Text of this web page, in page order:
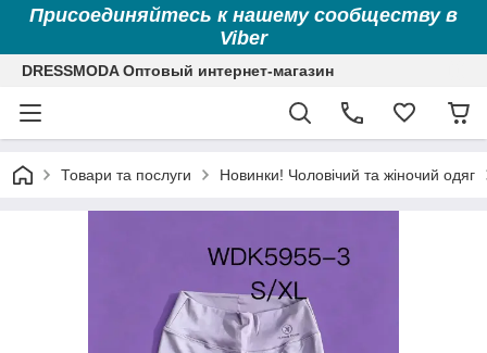
Присоединяйтесь к нашему сообществу в
Viber
DRESSMODA Оптовый интернет-магазин
Товари та послуги Новинки! Чоловічий та жіночий одяг